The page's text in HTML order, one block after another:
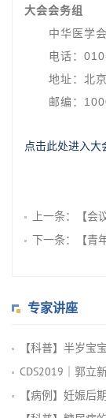
大会会务组
中华医学
电话：
地址： 北
邮编：
点击此处进入大
上一条：
【会议
下一条：
【青
专家讲座
【科普】半岁宝
CDS2019｜郭立
【病例】妊娠后